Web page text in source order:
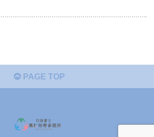
PAGE TOP